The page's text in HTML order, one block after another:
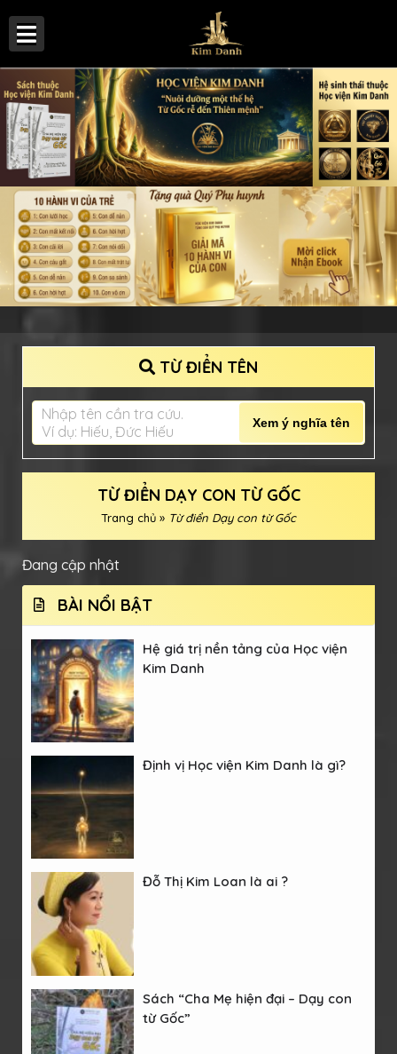
TỪ ĐIỂN TÊN
Nhập tên cần tra cứu.
Ví dụ: Hiếu, Đức Hiếu
Xem ý nghĩa tên
TỪ ĐIỂN DẠY CON TỪ GỐC
Trang chủ » Từ điển Dạy con từ Gốc
Đang cập nhật
BÀI NỔI BẬT
Hệ giá trị nền tảng của Học viện
Kim Danh
Định vị Học viện Kim Danh là gì?
Đỗ Thị Kim Loan là ai ?
Sách “Cha Mẹ hiện đại – Dạy con
từ Gốc”